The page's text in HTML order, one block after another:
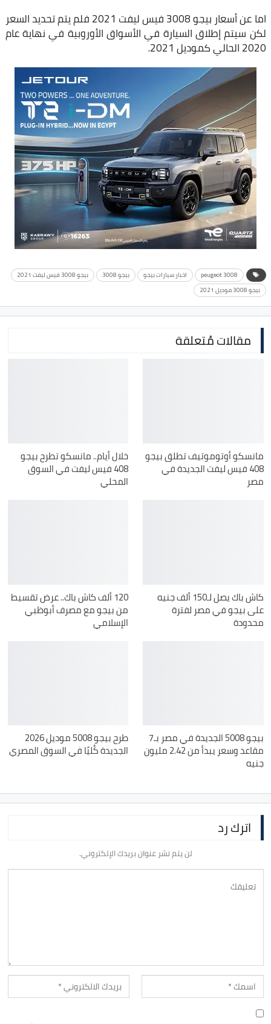
اما عن أسعار بيجو 3008 فيس ليفت 2021 فلم يتم تحديد السعر
لكن سيتم إطلاق السيارة في الأسواق الأوروبية في نهاية عام
2020 الحالي كموديل 2021.
peugeot 3008 اخبار سيارات بيجو بيجو 3008
بيجو 3008 فيس ليفت 2021
بيجو 3008 موديل 2021
مقالات مُتعلقة
مانسكو أوتوموتيف تطلق بيجو
408 فيس ليفت الجديدة في
مصر
خلال أيام.. مانسكو تطرح بيجو
408 فيس ليفت في السوق
المحلي
كاش باك يصل لـ150 ألف جنيه
على بيجو في مصر لفترة
محدودة
120 ألف كاش باك.. عرض تقسيط
من بيجو مع مصرف أبوظبي
الإسلامي
بيجو 5008 الجديدة في مصر بـ7
مقاعد وسعر يبدأ من 2.42 مليون
جنيه
طرح بيجو 5008 موديل 2026
الجديدة كُليًا في السوق المصري
اترك رد
لن يتم نشر عنوان بريدك الإلكتروني.